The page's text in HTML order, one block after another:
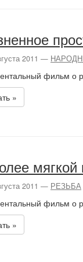
2011 —
фильм о
»
мягкой
2011 — РЕЗЬБА
фильм о
»